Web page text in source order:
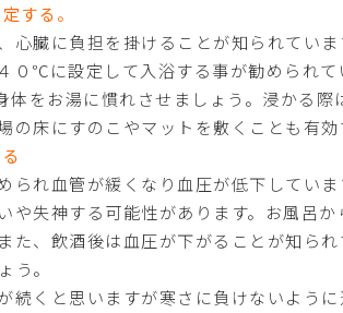
する。
心臓に負担を掛けることが知られてい
０℃に設定して入浴する事が勧められ
をお湯に慣れさせましょう。浸かる
床にすのこやマットを敷くことも有効
られ血管が緩くなり血圧が低下してい
や失神する可能性があります。お風呂
た、飲酒後は血圧が下がることが知られ
う。
続くと思いますが寒さに負けないように